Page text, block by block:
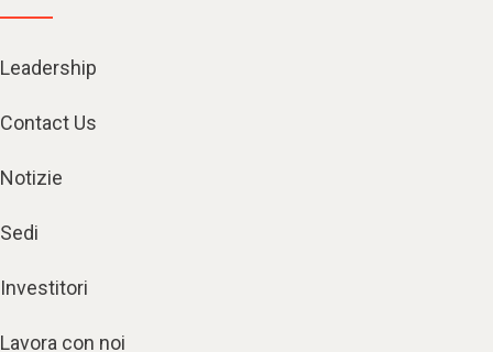
Leadership
Contact Us
Notizie
Sedi
Investitori
Lavora con noi